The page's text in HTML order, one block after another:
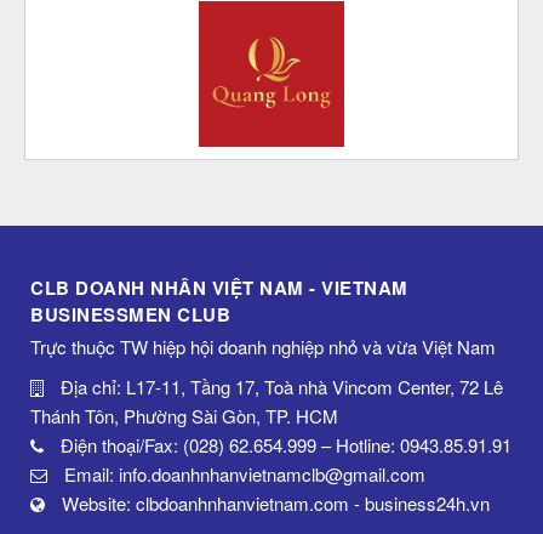
CLB DOANH NHÂN VIỆT NAM - VIETNAM
BUSINESSMEN CLUB
Trực thuộc TW hiệp hội doanh nghiệp nhỏ và vừa Việt Nam
Địa chỉ: L17-11, Tầng 17, Toà nhà Vincom Center, 72 Lê
Thánh Tôn, Phường Sài Gòn, TP. HCM
Điện thoại/Fax: (028) 62.654.999 – Hotline: 0943.85.91.91
Email: info.doanhnhanvietnamclb@gmail.com
Website: clbdoanhnhanvietnam.com - business24h.vn